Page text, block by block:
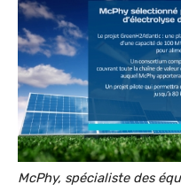
McPhy, spécialiste des